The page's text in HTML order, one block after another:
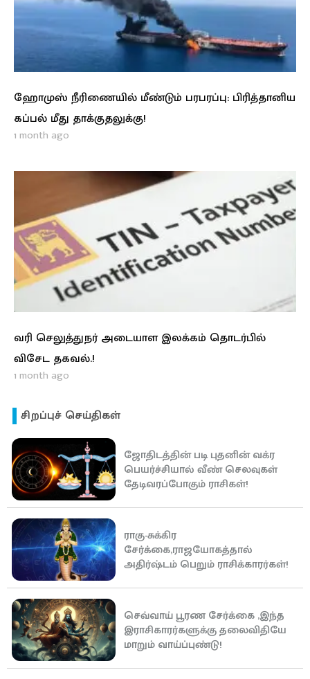
ஹோமுஸ் நீரிணையில் மீண்டும் பரபரப்பு: பிரித்தானிய
கப்பல் மீது தாக்குதலுக்கு!
1 month ago
வரி செலுத்துநர் அடையாள இலக்கம் தொடர்பில்
விசேட தகவல்.!
1 month ago
சிறப்புச் செய்திகள்
ஜோதிடத்தின் படி புதனின் வக்ர
பெயர்ச்சியால் வீண் செலவுகள்
தேடிவரப்போகும் ராசிகள்!
ராகு-சுக்கிர
சேர்க்கை,ராஜயோகத்தால்
அதிர்ஷ்டம் பெறும் ராசிக்காரர்கள்!
செவ்வாய் பூரண சேர்க்கை ,இந்த
இராசிகாரர்களுக்கு தலைவிதியே
மாறும் வாய்ப்புண்டு!